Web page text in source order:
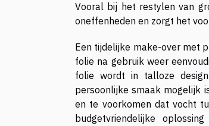
Vooral bij het restylen van
oneffenheden en zorgt het
Een tijdelijke make-over met
folie na gebruik weer
folie wordt in talloze
persoonlijke smaak mogelijk
en te voorkomen dat vocht
budgetvriendelijke